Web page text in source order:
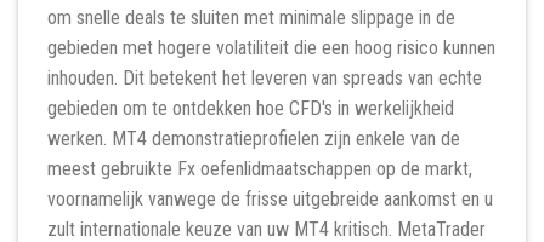
om snelle deals te sluiten met minimale slippage in de
gebieden met hogere volatiliteit die een hoog risico kunnen
inhouden. Dit betekent het leveren van spreads van echte
gebieden om te ontdekken hoe CFD's in werkelijkheid
werken. MT4 demonstratieprofielen zijn enkele van de
meest gebruikte Fx oefenlidmaatschappen op de markt,
voornamelijk vanwege de frisse uitgebreide aankomst en u
zult internationale keuze van uw MT4 kritisch. MetaTrader